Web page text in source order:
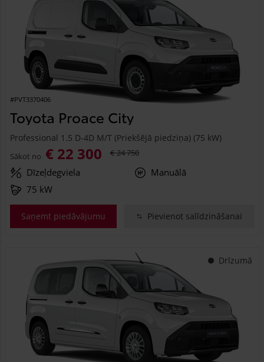
#PVT3370406
Toyota Proace City
Professional 1.5 D-4D M/T (Priekšējā piedziņa) (75 kW)
Sākot no € 22 300 € 24 750
Dīzeļdegviela
Manuālā
75 kW
Saņemt piedāvājumu Pievienot salīdzināšanai
Drīzumā